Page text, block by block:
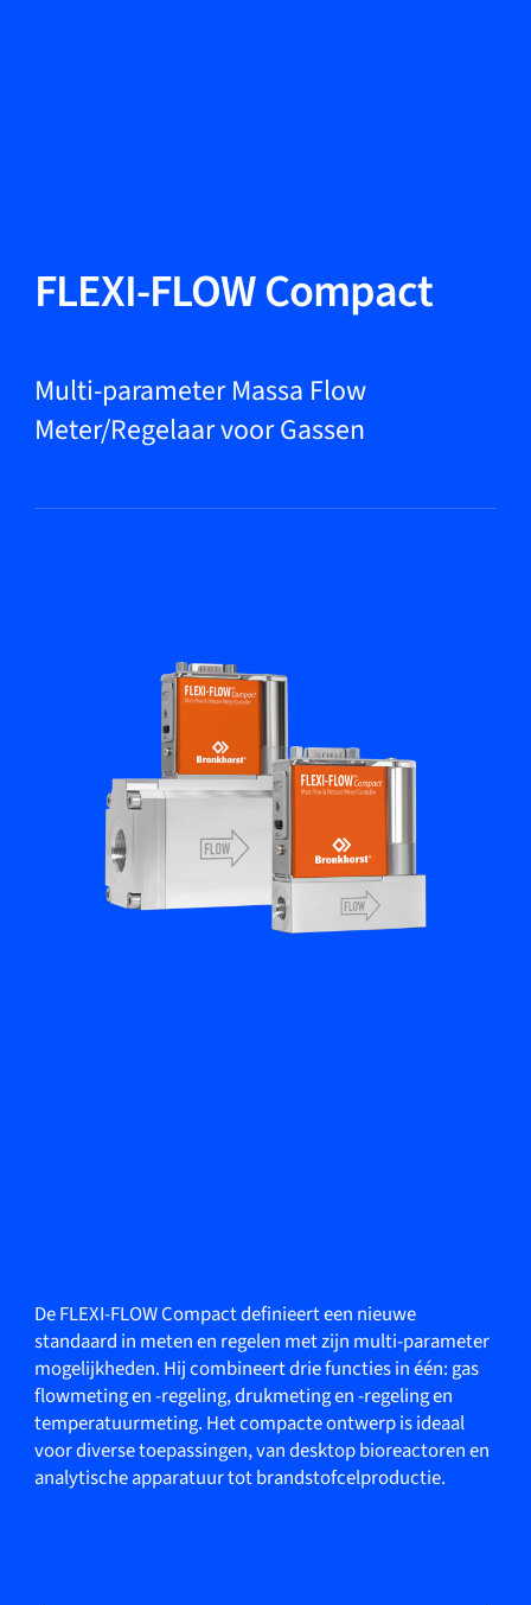
Producten
Markets
Bronkhorst
Neem contact op
FLEXI-FLOW Compact
Multi-parameter Massa Flow
Meter/Regelaar voor Gassen
De FLEXI-FLOW Compact definieert een nieuwe
standaard in meten en regelen met zijn multi-parameter
mogelijkheden. Hij combineert drie functies in één: gas
flowmeting en -regeling, drukmeting en -regeling en
temperatuurmeting. Het compacte ontwerp is ideaal
voor diverse toepassingen, van desktop bioreactoren en
analytische apparatuur tot brandstofcelproductie.